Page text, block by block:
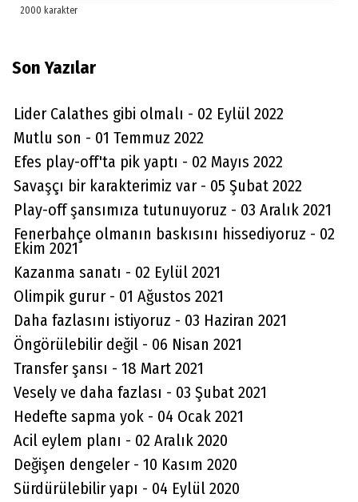
Son Yazılar
Lider Calathes gibi olmalı - 02 Eylül 2022
Mutlu son - 01 Temmuz 2022
Efes play-off'ta pik yaptı - 02 Mayıs 2022
Savaşçı bir karakterimiz var - 05 Şubat 2022
Play-off şansımıza tutunuyoruz - 03 Aralık 2021
Fenerbahçe olmanın baskısını hissediyoruz - 02
Ekim 2021
Kazanma sanatı - 02 Eylül 2021
Olimpik gurur - 01 Ağustos 2021
Daha fazlasını istiyoruz - 03 Haziran 2021
Öngörülebilir değil - 06 Nisan 2021
Transfer şansı - 18 Mart 2021
Vesely ve daha fazlası - 03 Şubat 2021
Hedefte sapma yok - 04 Ocak 2021
Acil eylem planı - 02 Aralık 2020
Değişen dengeler - 10 Kasım 2020
Sürdürülebilir yapı - 04 Eylül 2020